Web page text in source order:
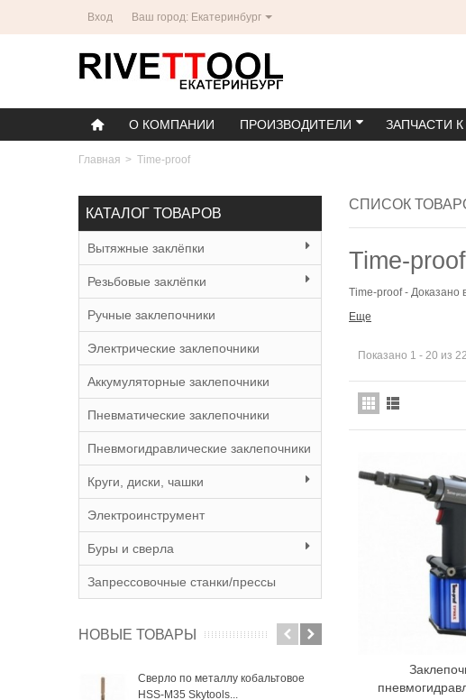
Вход Ваш город: Екатеринбург
О КОМПАНИИ ПРОИЗВОДИТЕЛИ ЗАПЧАСТИ
Главная > Time-proof
КАТАЛОГ ТОВАРОВ
Вытяжные заклёпки
Резьбовые заклёпки
Ручные заклепочники
Электрические заклепочники
Аккумуляторные заклепочники
Пневматические заклепочники
Пневмогидравлические заклепочники
Круги, диски, чашки
Электроинструмент
Буры и сверла
Запрессовочные станки/прессы
НОВЫЕ ТОВАРЫ
Сверло по металлу кобальтовое
HSS-M35 Skytools...
HSS-M35
СПИСОК
Time-proof
Time-proof -
Еще
Показано 1 - 20 из
В